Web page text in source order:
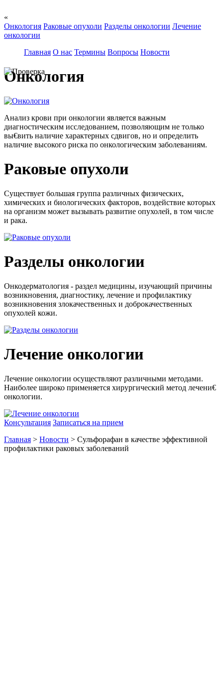
«
Онкология Раковые опухоли Разделы онкологии Лечение
онкологии
Главная О нас Термины Вопросы Новости
Онкология
Анализ крови при онкологии является важным
диагностическим исследованием, позволяющим не только
вы€вить наличие характерных сдвигов, но и определить
наличие высокого риска по онкологическим заболеваниям.
Раковые опухоли
Существует большая группа различных физических,
химических и биологических факторов, воздействие которых
на организм может вызывать развитие опухолей, в том числе
и рака.
Разделы онкологии
Онкодерматология - раздел медицины, изучающий причины
возникновения, диагностику, лечение и профилактику
возникновения злокачественных и доброкачественных
опухолей кожи.
Лечение онкологии
Лечение онкологии осуществляют различными методами.
Наиболее широко применяется хирургический метод лечени€
онкологии.
Консультация Записаться на прием
Главная > Новости > Сульфорафан в качестве эффективной
профилактики раковых заболеваний